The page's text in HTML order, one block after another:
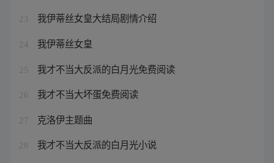
23 我伊蒂丝女皇大结局剧情介绍
24 我伊蒂丝女皇
25 我才不当大反派的白月光免费阅读
26 我才不当大坏蛋免费阅读
27 克洛伊主题曲
28
我才不当大反派的白月光小说